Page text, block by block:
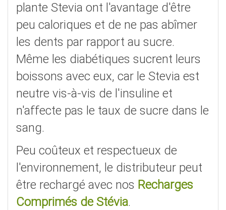
plante Stevia ont l'avantage d'être
peu caloriques et de ne pas abîmer
les dents par rapport au sucre.
Même les diabétiques sucrent leurs
boissons avec eux, car le Stevia est
neutre vis-à-vis de l'insuline et
n'affecte pas le taux de sucre dans le
sang.
Peu coûteux et respectueux de
l'environnement, le distributeur peut
être rechargé avec nos Recharges
Comprimés de Stévia.